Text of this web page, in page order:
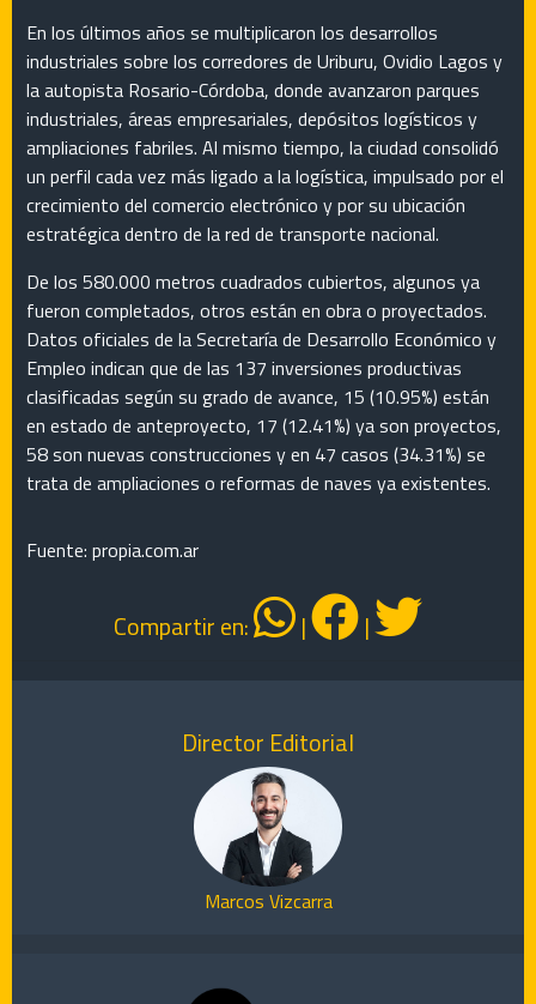
En los últimos años se multiplicaron los desarrollos
industriales sobre los corredores de Uriburu, Ovidio Lagos y
la autopista Rosario-Córdoba, donde avanzaron parques
industriales, áreas empresariales, depósitos logísticos y
ampliaciones fabriles. Al mismo tiempo, la ciudad consolidó
un perfil cada vez más ligado a la logística, impulsado por el
crecimiento del comercio electrónico y por su ubicación
estratégica dentro de la red de transporte nacional.
De los 580.000 metros cuadrados cubiertos, algunos ya
fueron completados, otros están en obra o proyectados.
Datos oficiales de la Secretaría de Desarrollo Económico y
Empleo indican que de las 137 inversiones productivas
clasificadas según su grado de avance, 15 (10.95%) están
en estado de anteproyecto, 17 (12.41%) ya son proyectos,
58 son nuevas construcciones y en 47 casos (34.31%) se
trata de ampliaciones o reformas de naves ya existentes.
Fuente: propia.com.ar
Compartir en: | |
Director Editorial
Marcos Vizcarra